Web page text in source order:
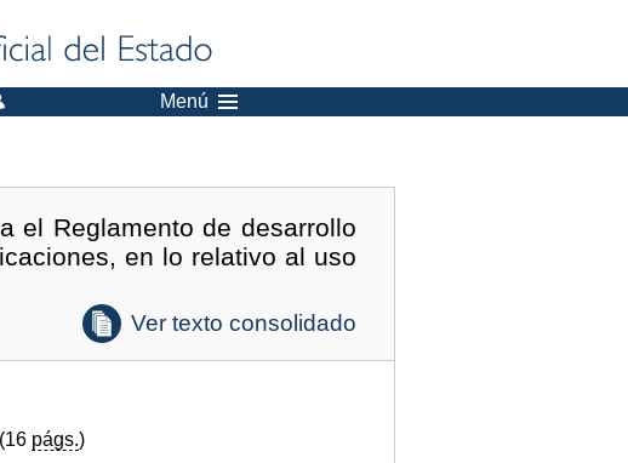
Menú
el Reglamento de desarrollo
en lo relativo al uso
Ver texto consolidado
págs.)